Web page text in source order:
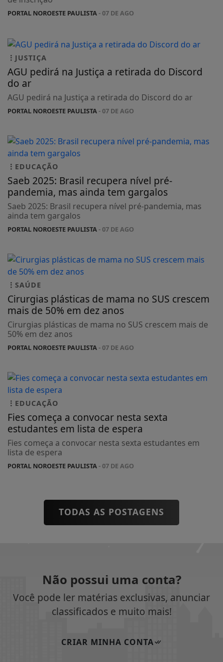
PORTAL NOROESTE PAULISTA- 07 DE AGO
JUSTIÇA
AGU pedirá na Justiça a retirada do Discord
do ar
AGU pedirá na Justiça a retirada do Discord do ar
PORTAL NOROESTE PAULISTA- 07 DE AGO
EDUCAÇÃO
Saeb 2025: Brasil recupera nível pré-
pandemia, mas ainda tem gargalos
Saeb 2025: Brasil recupera nível pré-pandemia, mas
ainda tem gargalos
PORTAL NOROESTE PAULISTA- 07 DE AGO
SAÚDE
Cirurgias plásticas de mama no SUS crescem
mais de 50% em dez anos
Cirurgias plásticas de mama no SUS crescem mais de
50% em dez anos
PORTAL NOROESTE PAULISTA- 07 DE AGO
EDUCAÇÃO
Fies começa a convocar nesta sexta
estudantes em lista de espera
Fies começa a convocar nesta sexta estudantes em
lista de espera
PORTAL NOROESTE PAULISTA- 07 DE AGO
TODAS AS POSTAGENS
Não possui uma conta?
Você pode ler matérias exclusivas, anunciar
classificados e muito mais!
CRIAR MINHA CONTA